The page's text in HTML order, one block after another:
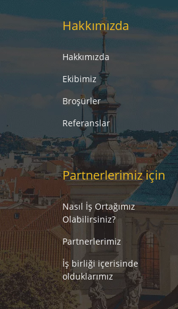
Hakkımızda
Hakkımızda
Ekibimiz
Broşürler
Referanslar
Partnerlerimiz için
Nasıl İş Ortağımız
Olabilirsiniz?
Partnerlerimiz
İş birliği içerisinde
olduklarımız